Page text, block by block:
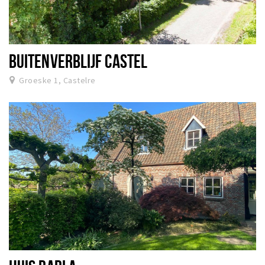
BUITENVERBLIJF CASTEL
Groeske 1, Castelre